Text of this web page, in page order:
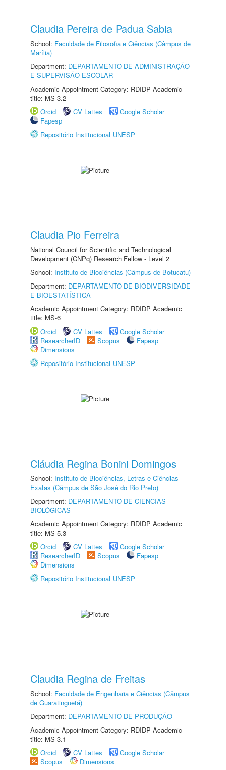
Claudia Pereira de Padua Sabia
School: Faculdade de Filosofia e Ciências (Câmpus de
Marília)
Department: DEPARTAMENTO DE ADMINISTRAÇÃO
E SUPERVISÃO ESCOLAR
Academic Appointment Category: RDIDP Academic
title: MS-3.2
Orcid
CV Lattes
Google Scholar
Fapesp
Repositório Institucional UNESP
Claudia Pio Ferreira
National Council for Scientific and Technological
Development (CNPq) Research Fellow - Level 2
School: Instituto de Biociências (Câmpus de Botucatu)
Department: DEPARTAMENTO DE BIODIVERSIDADE
E BIOESTATÍSTICA
Academic Appointment Category: RDIDP Academic
title: MS-6
Orcid
CV Lattes
Google Scholar
ResearcherID
Scopus
Fapesp
Dimensions
Repositório Institucional UNESP
Cláudia Regina Bonini Domingos
School: Instituto de Biociências, Letras e Ciências
Exatas (Câmpus de São José do Rio Preto)
Department: DEPARTAMENTO DE CIÊNCIAS
BIOLÓGICAS
Academic Appointment Category: RDIDP Academic
title: MS-5.3
Orcid
CV Lattes
Google Scholar
ResearcherID
Scopus
Fapesp
Dimensions
Repositório Institucional UNESP
Claudia Regina de Freitas
School: Faculdade de Engenharia e Ciências (Câmpus
de Guaratinguetá)
Department: DEPARTAMENTO DE PRODUÇÃO
Academic Appointment Category: RDIDP Academic
title: MS-3.1
Orcid
CV Lattes
Google Scholar
Scopus
Dimensions